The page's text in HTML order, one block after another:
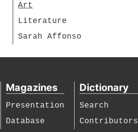
Art
Literature
Sarah Affonso
Magazines
Presentation
Database
Dictionary
Search
Contributors